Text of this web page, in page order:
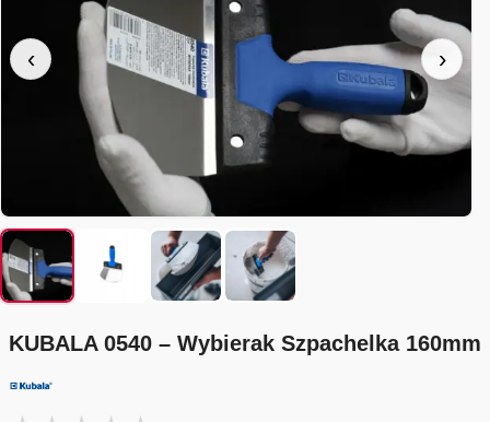
‹ ›
KUBALA 0540 – Wybierak Szpachelka 160mm